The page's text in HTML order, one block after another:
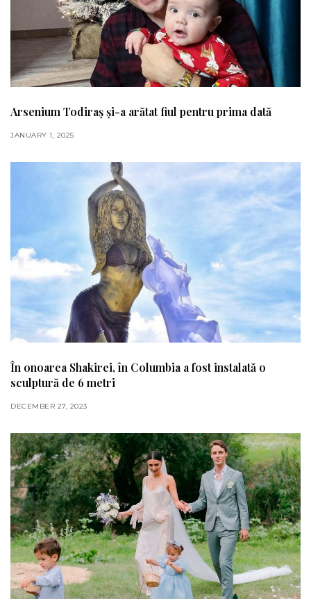
Arsenium Todiraș și-a arătat fiul pentru prima dată
JANUARY 1, 2025
În onoarea Shakirei, în Columbia a fost instalată o
sculptură de 6 metri
DECEMBER 27, 2023